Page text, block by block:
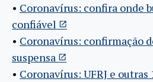
• Coronavírus: confira onde
confiável
• Coronavírus: confirmação
suspensa
• Coronavírus: UFRJ e